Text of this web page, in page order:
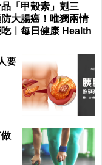
「甲殼素」剋三
大腸癌！唯獨兩情
｜每日健康 Health
要